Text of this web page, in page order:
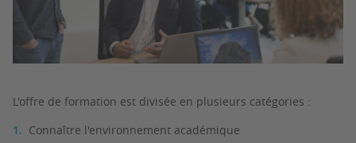
L'offre de formation est divisée en plusieurs catégories :
Connaître l'environnement académique